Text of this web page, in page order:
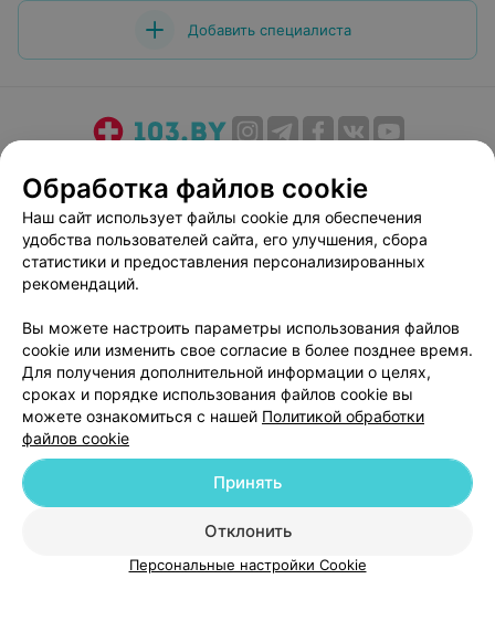
Добавить специалиста
Медицинский маркетинг
Публичный договор
Пользовательское соглашение
Способы оплаты
Вакансии
Партнеры
Написать руководителю 103.by
Персональные настройки cookie
Обработка персональных данных
© 2026 ООО «Артокс Лаб», УНП 191700409| 220012, Республика Беларусь,
г. Минск, улица Толбухина, 2, пом. 16 | help@103.by
Обработка файлов cookie
Наш сайт использует файлы cookie для обеспечения
удобства пользователей сайта, его улучшения, сбора
статистики и предоставления персонализированных
рекомендаций.
Вы можете настроить параметры использования файлов
cookie или изменить свое согласие в более позднее время.
Для получения дополнительной информации о целях,
сроках и порядке использования файлов cookie вы
можете ознакомиться с нашей Политикой обработки
файлов cookie
Отклонить
Принять
Персональные настройки Cookie